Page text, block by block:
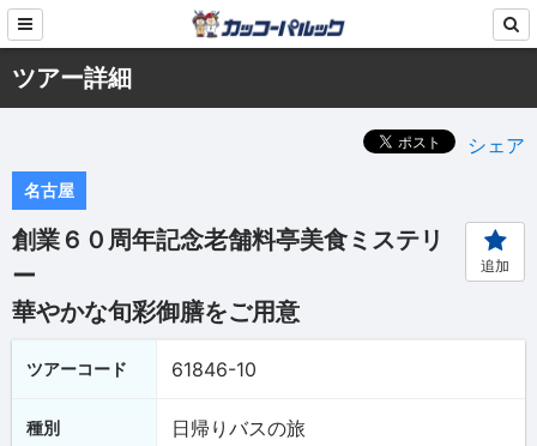
ツアー詳細
シェア
名古屋
創業６０周年記念老舗料亭美食ミステリ
ー
華やかな旬彩御膳をご用意
追加
ツアーコード 61846-10
種別 日帰りバスの旅